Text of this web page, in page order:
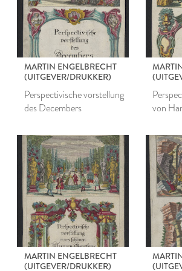
MARTIN ENGELBRECHT
(UITGEVER/DRUKKER)
Perspectivische vorstellung
des Decembers
von
MARTIN ENGELBRECHT
(UITGEVER/DRUKKER)